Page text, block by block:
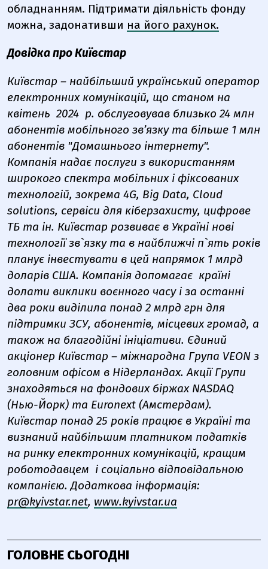
обладнанням. Підтримати діяльність фонду
можна, задонативши на його рахунок.
Довідка про Київстар
Київстар – найбільший український оператор
електронних комунікацій, що станом на
квітень 2024 р. обслуговував близько 24 млн
абонентів мобільного зв’язку та більше 1 млн
абонентів "Домашнього інтернету".
Компанія надає послуги з використанням
широкого спектра мобільних і фіксованих
технологій, зокрема 4G, Big Data, Cloud
solutions, сервіси для кіберзахисту, цифрове
ТБ та ін. Київстар розвиває в Україні нові
технології зв`язку та в найближчі п`ять років
планує інвестувати в цей напрямок 1 млрд
доларів США. Компанія допомагає країні
долати виклики воєнного часу і за останні
два роки виділила понад 2 млрд грн для
підтримки ЗСУ, абонентів, місцевих громад, а
також на благодійні ініціативи. Єдиний
акціонер Київстар – міжнародна Група VEON з
головним офісом в Нідерландах. Акції Групи
знаходяться на фондових біржах NASDAQ
(Нью-Йорк) та Euronext (Амстердам).
Київстар понад 25 років працює в Україні та
визнаний найбільшим платником податків
на ринку електронних комунікацій, кращим
роботодавцем і соціально відповідальною
компанією. Додаткова інформація:
pr@kyivstar.net, www.kyivstar.ua
ГОЛОВНЕ СЬОГОДНІ